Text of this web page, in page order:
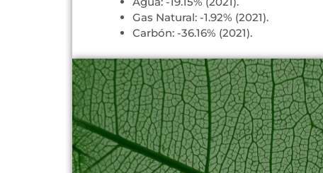
Gas Natural: -1.92% (2021).
Carbón: -36.16% (2021).